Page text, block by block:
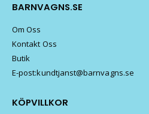
BARNVAGNS.SE
Om Oss
Kontakt Oss
Butik
E-post:kundtjanst@barnvagns.se
KÖPVILLKOR